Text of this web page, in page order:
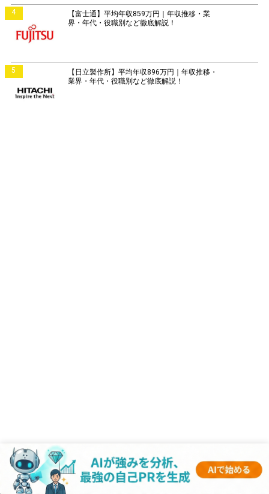
4
【富士通】平均年収859万円｜年収推移・業
界・年代・役職別など徹底解説！
5
【日立製作所】平均年収896万円｜年収推移・
業界・年代・役職別など徹底解説！